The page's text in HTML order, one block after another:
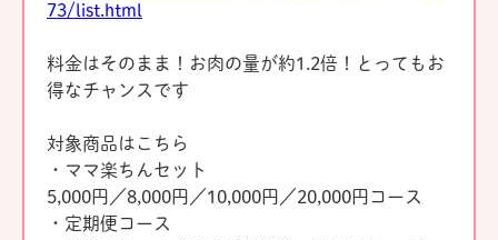
73/list.html
料金はそのまま！お肉の量が約1.2倍！とってもお
得なチャンスです
対象商品はこちら
・ママ楽ちんセット
5,000円／8,000円／10,000円／20,000円コース
・定期便コース